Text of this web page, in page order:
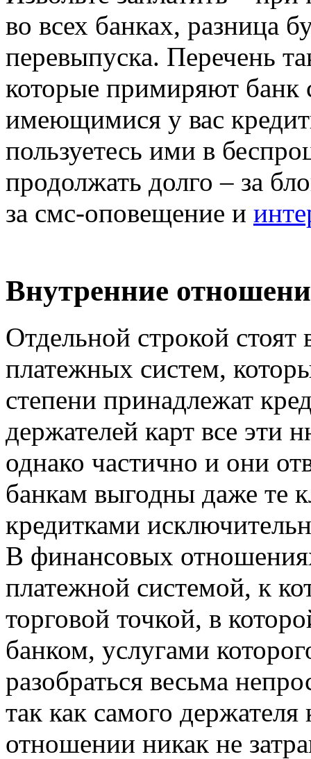
во всех банках, разница
перевыпуска. Перечень
которые примиряют банк
имеющимися у вас
пользуетесь ими в
продолжать долго – за
за смс-оповещение и
Внутренние
Отдельной строкой
платежных систем,
степени принадлежат
держателей карт все эти
однако частично и они
банкам выгодны даже те
кредитками
В финансовых
платежной системой, к
торговой точкой, в
банком, услугами
разобраться весьма
так как самого
отношении никак не